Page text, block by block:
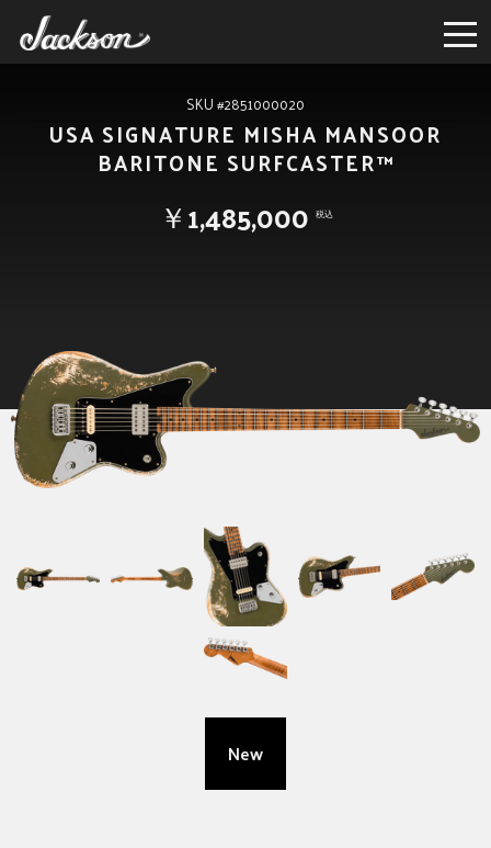
SKU #2851000020
USA SIGNATURE MISHA MANSOOR
BARITONE SURFCASTER™
￥1,485,000 税込
New